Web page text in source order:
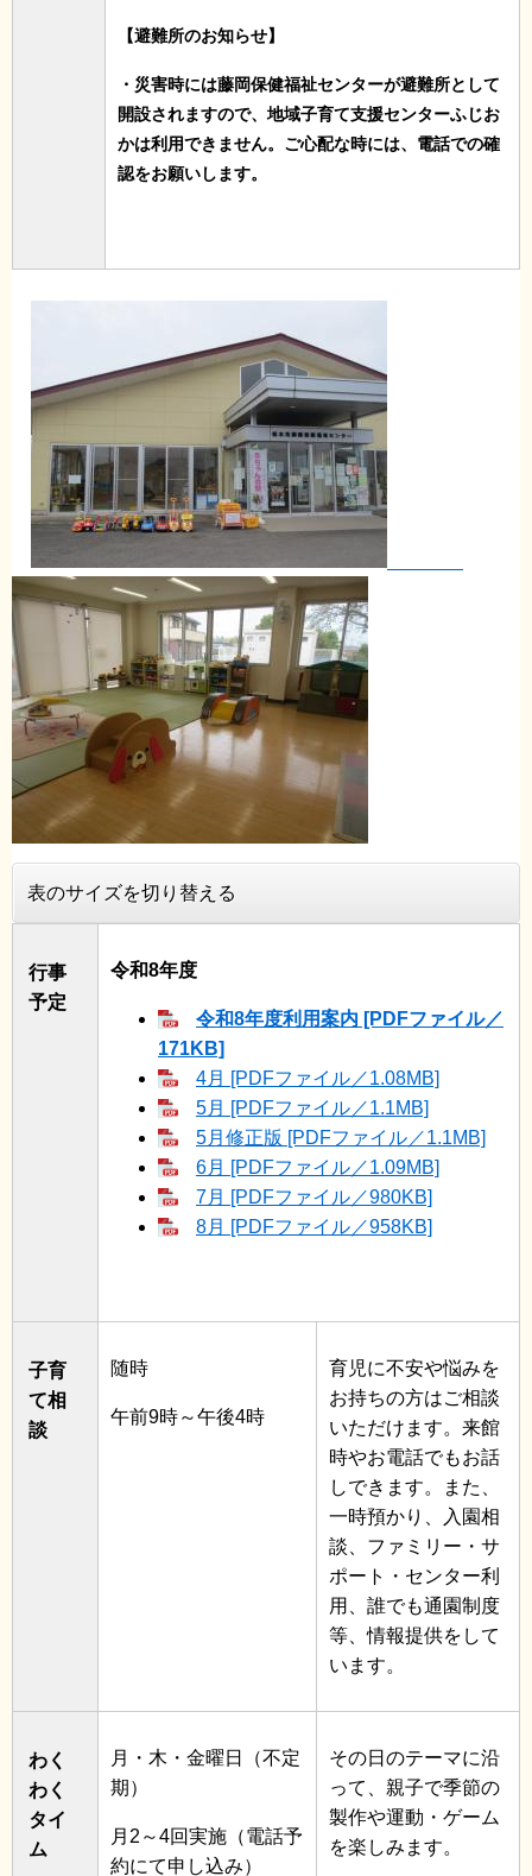
【避難所のお知らせ】
・災害時には藤岡保健福祉センターが避難所として
開設されますので、地域子育て支援センターふじお
かは利用でき ません。ご心配な時には、電話での確
認をお願いします。
表のサイズを切り替える
行事
予定
令和8年度
令和8年度利用案内 [PDFファイル／
171KB]
4月 [PDFファイル／1.08MB]
5月 [PDFファイル／1.1MB]
5月修正版 [PDFファイル／1.1MB]
6月 [PDFファイル／1.09MB]
7月 [PDFファイル／980KB]
8月 [PDFファイル／958KB]
子育
て相
談
随時
午前9時～午後4時
育児に不安や悩みを
お持ちの方はご相談
いただけます。来館
時やお電話でもお話
しできます。また、
一時預かり、入園相
談、ファミリー・サ
ポート・センター利
用、誰でも通園制度
等、情報提供をして
います。
わく
わく
タイ
ム
月・木・金曜日（不定
期）
月2～4回実施（電話予
約にて申し込み）
その日のテーマに沿
って、親子で季節の
製作や運動・ゲーム
を楽しみます。